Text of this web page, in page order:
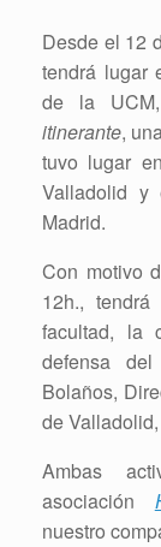
Desde el 12
tendrá lugar
de la
itinerante,
tuvo lugar
Valladolid y
Madrid.
Con motivo
12h.,
facultad, la
defensa
Bolaños,
de
Ambas
asociación
nuestro